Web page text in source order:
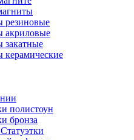
резиновые
акриловые
полистоун
бронза